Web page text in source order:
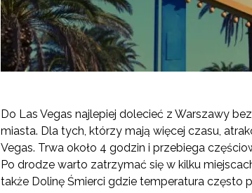
Do Las Vegas najlepiej dolecieć z Warszawy
miasta. Dla tych, którzy mają więcej czasu,
Vegas. Trwa około 4 godzin i przebiega
Po drodze warto zatrzymać się w kilku
także Dolinę Śmierci gdzie temperatura często